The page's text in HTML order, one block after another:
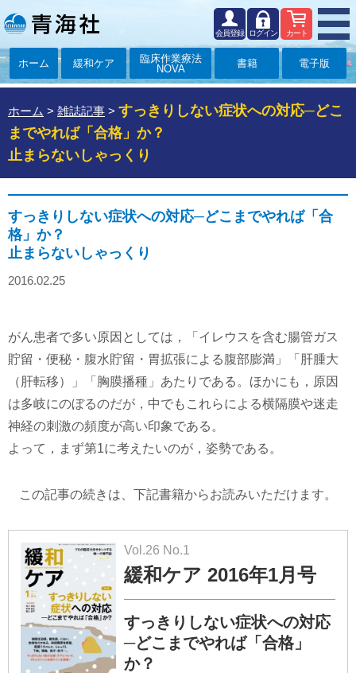
カート
ログイン
会員登録
ホーム 緩和ケア
臨床作業療法
NOVA
書籍 電子版
ホーム > 雑誌記事 > すっきりしない症状への対応─どこ
までやれば「合格」か？
止まらないしゃっくり
すっきりしない症状への対応─どこまでやれば「合
格」か？
止まらないしゃっくり
2016.02.25
がん患者で多い原因としては，「イレウスを含む腸管ガス
貯留・便秘・腹水貯留・胃拡張による腹部膨満」「肝腫大
（肝転移）」「胸膜播種」あたりである。ほかにも，原因
は多岐にのぼるのだが，中でもこれらによる横隔膜や迷走
神経の刺激の頻度が高い印象である。
よって，まず第1に考えたいのが，姿勢である。
この記事の続きは、下記書籍からお読みいただけます。
Vol.26 No.1
緩和ケア 2016年1月号
すっきりしない症状への対応
─どこまでやれば「合格」
か？